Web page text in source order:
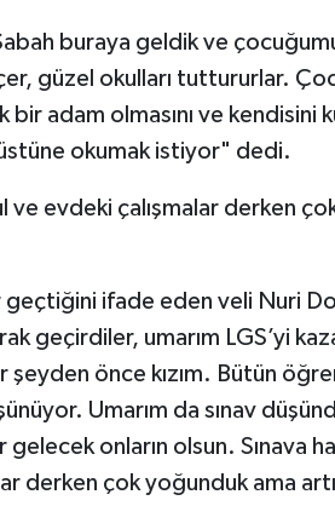
buraya geldik ve
güzel okulları tuttururlar.
adam olmasını ve kendisini
üstüne okumak istiyor" dedi.
ve evdeki çalışmalar derken
geçtiğini ifade eden veli Nuri
geçirdiler, umarım LGS’yi
önce kızım. Bütün
Umarım da sınav
onların olsun. Sınava
derken çok yoğunduk ama